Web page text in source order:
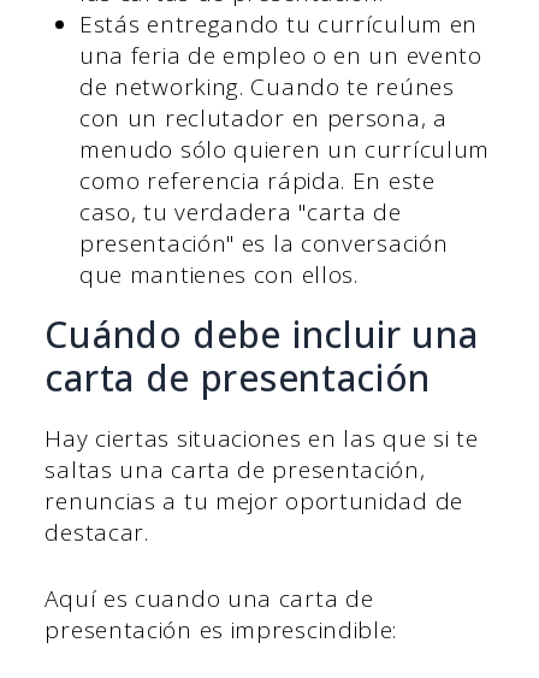
Estás entregando tu currículum en
una feria de empleo o en un evento
de networking. Cuando te reúnes
con un reclutador en persona, a
menudo sólo quieren un currículum
como referencia rápida. En este
caso, tu verdadera "carta de
presentación" es la conversación
que mantienes con ellos.
Cuándo debe incluir una
carta de presentación
Hay ciertas situaciones en las que si te
saltas una carta de presentación,
renuncias a tu mejor oportunidad de
destacar.
Aquí es cuando una carta de
presentación es imprescindible: